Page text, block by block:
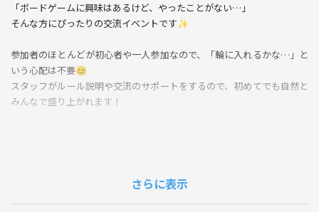
「ボードゲームに興味はあるけど、やったことがない…」
そんな方にぴったりの交流イベントです✨
参加者のほとんどが初心者や一人参加なので、「輪に入れるかな…」と
いう心配は不要😊
スタッフがルール説明や交流のサポートをするので、初めてでも自然と
みんなで盛り上がれます！
・ボードゲームを始めてみたい！さらに表示